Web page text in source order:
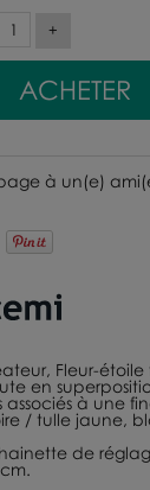
à un(e)
, Fleur-
en
associés à une
/ tulle jaune,
de